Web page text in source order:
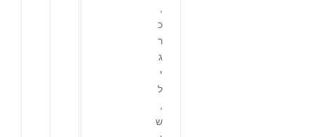
,
כ
ר
ג
י
ל
,
ש